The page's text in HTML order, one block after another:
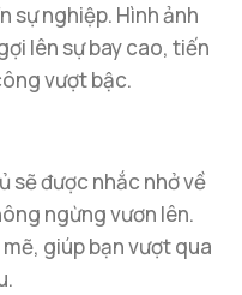
sự nghiệp. Hình ảnh
lên sự bay cao, tiến
vượt bậc.
sẽ được nhắc nhở về
ngừng vươn lên.
giúp bạn vượt qua